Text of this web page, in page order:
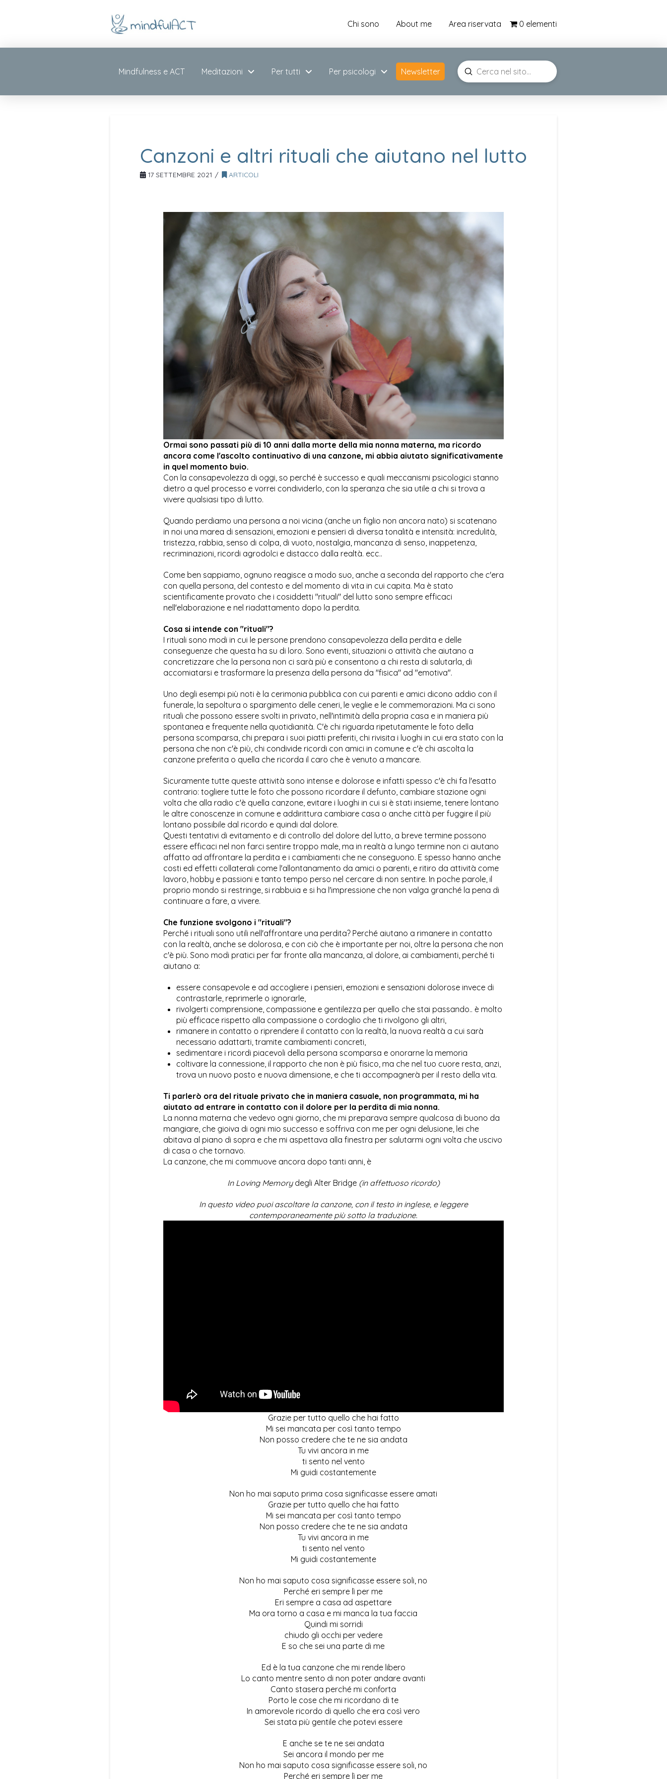
Chi sono About me Area riservata 0 elementi
Mindfulness e ACT Meditazioni Per tutti Per psicologi Newsletter
Search
Submit
Canzoni e altri rituali che aiutano nel lutto
17 SETTEMBRE 2021 ARTICOLI
Ormai sono passati più di 10 anni dalla morte della mia nonna materna, ma ricordo
ancora come l'ascolto continuativo di una canzone, mi abbia aiutato significativamente
in quel momento buio.
Con la consapevolezza di oggi, so perché è successo e quali meccanismi psicologici stanno
dietro a quel processo e vorrei condividerlo, con la speranza che sia utile a chi si trova a
vivere qualsiasi tipo di lutto.
Quando perdiamo una persona a noi vicina (anche un figlio non ancora nato) si scatenano
in noi una marea di sensazioni, emozioni e pensieri di diversa tonalità e intensità: incredulità,
tristezza, rabbia, senso di colpa, di vuoto, nostalgia, mancanza di senso, inappetenza,
recriminazioni, ricordi agrodolci e distacco dalla realtà. ecc..
Come ben sappiamo, ognuno reagisce a modo suo, anche a seconda del rapporto che c'era
con quella persona, del contesto e del momento di vita in cui capita. Ma è stato
scientificamente provato che i cosiddetti "rituali" del lutto sono sempre efficaci
nell'elaborazione e nel riadattamento dopo la perdita.
Cosa si intende con "rituali"?
I rituali sono modi in cui le persone prendono consapevolezza della perdita e delle
conseguenze che questa ha su di loro. Sono eventi, situazioni o attività che aiutano a
concretizzare che la persona non ci sarà più e consentono a chi resta di salutarla, di
accomiatarsi e trasformare la presenza della persona da "fisica" ad "emotiva".
Uno degli esempi più noti è la cerimonia pubblica con cui parenti e amici dicono addio con il
funerale, la sepoltura o spargimento delle ceneri, le veglie e le commemorazioni. Ma ci sono
rituali che possono essere svolti in privato, nell'intimità della propria casa e in maniera più
spontanea e frequente nella quotidianità. C'è chi riguarda ripetutamente le foto della
persona scomparsa, chi prepara i suoi piatti preferiti, chi rivisita i luoghi in cui era stato con la
persona che non c'è più, chi condivide ricordi con amici in comune e c'è chi ascolta la
canzone preferita o quella che ricorda il caro che è venuto a mancare.
Sicuramente tutte queste attività sono intense e dolorose e infatti spesso c'è chi fa l'esatto
contrario: togliere tutte le foto che possono ricordare il defunto, cambiare stazione ogni
volta che alla radio c'è quella canzone, evitare i luoghi in cui si è stati insieme, tenere lontano
le altre conoscenze in comune e addirittura cambiare casa o anche città per fuggire il più
lontano possibile dal ricordo e quindi dal dolore.
Questi tentativi di evitamento e di controllo del dolore del lutto, a breve termine possono
essere efficaci nel non farci sentire troppo male, ma in realtà a lungo termine non ci aiutano
affatto ad affrontare la perdita e i cambiamenti che ne conseguono. E spesso hanno anche
costi ed effetti collaterali come l'allontanamento da amici o parenti, e ritiro da attività come
lavoro, hobby e passioni e tanto tempo perso nel cercare di non sentire. In poche parole, il
proprio mondo si restringe, si rabbuia e si ha l'impressione che non valga granché la pena di
continuare a fare, a vivere.
Che funzione svolgono i "rituali"?
Perché i rituali sono utili nell'affrontare una perdita? Perché aiutano a rimanere in contatto
con la realtà, anche se dolorosa, e con ciò che è importante per noi, oltre la persona che non
c'è più. Sono modi pratici per far fronte alla mancanza, al dolore, ai cambiamenti, perché ti
aiutano a:
essere consapevole e ad accogliere i pensieri, emozioni e sensazioni dolorose invece di
contrastarle, reprimerle o ignorarle,
rivolgerti comprensione, compassione e gentilezza per quello che stai passando.. è molto
più efficace rispetto alla compassione o cordoglio che ti rivolgono gli altri,
rimanere in contatto o riprendere il contatto con la realtà, la nuova realtà a cui sarà
necessario adattarti, tramite cambiamenti concreti,
sedimentare i ricordi piacevoli della persona scomparsa e onorarne la memoria
coltivare la connessione, il rapporto che non è più fisico, ma che nel tuo cuore resta, anzi,
trova un nuovo posto e nuova dimensione, e che ti accompagnerà per il resto della vita.
Ti parlerò ora del rituale privato che in maniera casuale, non programmata, mi ha
aiutato ad entrare in contatto con il dolore per la perdita di mia nonna.
La nonna materna che vedevo ogni giorno, che mi preparava sempre qualcosa di buono da
mangiare, che gioiva di ogni mio successo e soffriva con me per ogni delusione, lei che
abitava al piano di sopra e che mi aspettava alla finestra per salutarmi ogni volta che uscivo
di casa o che tornavo.
La canzone, che mi commuove ancora dopo tanti anni, è
In Loving Memory degli Alter Bridge (in affettuoso ricordo)
In questo video puoi ascoltare la canzone, con il testo in inglese, e leggere
contemporaneamente più sotto la traduzione.
Grazie per tutto quello che hai fatto
Mi sei mancata per così tanto tempo
Non posso credere che te ne sia andata
Tu vivi ancora in me
ti sento nel vento
Mi guidi costantemente
Non ho mai saputo prima cosa significasse essere amati
Grazie per tutto quello che hai fatto
Mi sei mancata per così tanto tempo
Non posso credere che te ne sia andata
Tu vivi ancora in me
ti sento nel vento
Mi guidi costantemente
Non ho mai saputo cosa significasse essere soli, no
Perché eri sempre lì per me
Eri sempre a casa ad aspettare
Ma ora torno a casa e mi manca la tua faccia
Quindi mi sorridi
chiudo gli occhi per vedere
E so che sei una parte di me
Ed è la tua canzone che mi rende libero
Lo canto mentre sento di non poter andare avanti
Canto stasera perché mi conforta
Porto le cose che mi ricordano di te
In amorevole ricordo di quello che era così vero
Sei stata più gentile che potevi essere
E anche se te ne sei andata
Sei ancora il mondo per me
Non ho mai saputo cosa significasse essere soli, no
Perché eri sempre lì per me